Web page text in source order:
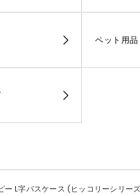
ペット用品
ー L字パスケース (ヒッコリーシリー